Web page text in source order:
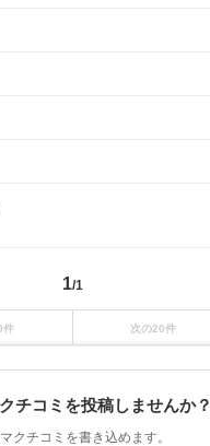
1/1
件 次の20件
チコミを投稿しませんか？
クチコミを書き込めます。